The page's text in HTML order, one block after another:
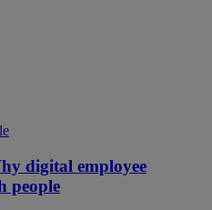
digital employee
people